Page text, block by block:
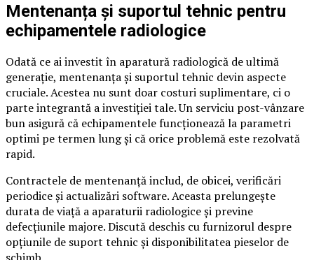
Mentenanța și suportul tehnic pentru
echipamentele radiologice
Odată ce ai investit în aparatură radiologică de ultimă
generație, mentenanța și suportul tehnic devin aspecte
cruciale. Acestea nu sunt doar costuri suplimentare, ci o
parte integrantă a investiției tale. Un serviciu post-vânzare
bun asigură că echipamentele funcționează la parametri
optimi pe termen lung și că orice problemă este rezolvată
rapid.
Contractele de mentenanță includ, de obicei, verificări
periodice și actualizări software. Aceasta prelungește
durata de viață a aparaturii radiologice și previne
defecțiunile majore. Discută deschis cu furnizorul despre
opțiunile de suport tehnic și disponibilitatea pieselor de